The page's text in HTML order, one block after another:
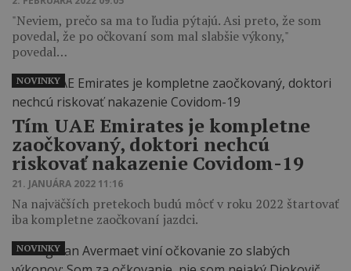
"Neviem, prečo sa ma to ľudia pýtajú. Asi preto, že som
povedal, že po očkovaní som mal slabšie výkony,"
povedal…
Tím UAE Emirates je kompletne
zaočkovaný, doktori nechcú
riskovať nakazenie Covidom-19
21. JANUÁRA 2022 11:16
Na najväčších pretekoch budú môcť v roku 2022 štartovať
iba kompletne zaočkovaní jazdci.
NOVINKY
NOVINKY